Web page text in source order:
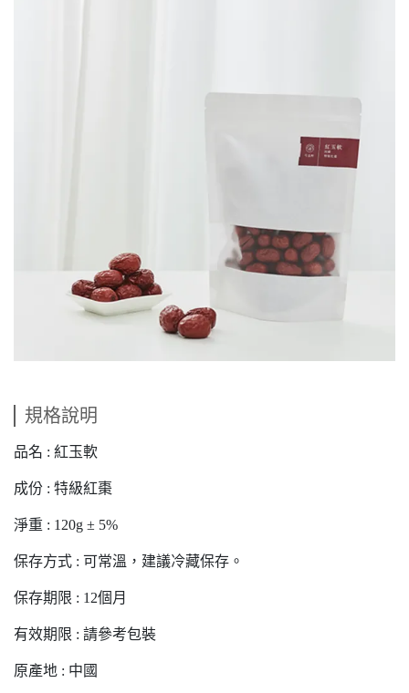
規格說明
品名 : 紅玉軟
成份 : 特級紅棗
淨重 : 120g ± 5%
保存方式 : 可常溫，建議冷藏保存。
保存期限 : 12個月
有效期限 : 請參考包裝
原產地 : 中國